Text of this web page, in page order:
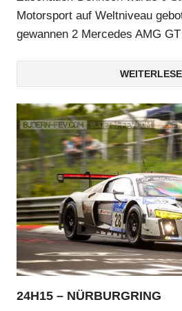
Motorsport auf Weltniveau
gewannen 2 Mercedes AMG
24H15 – NÜRBURGRING